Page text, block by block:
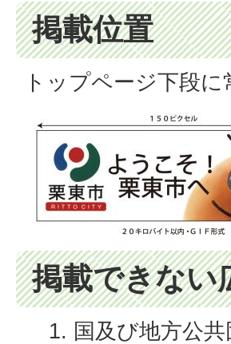
掲載位置
トップページ下段
掲載できない
国及び地方公